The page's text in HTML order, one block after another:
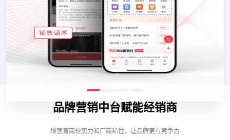
品牌营销中台赋能经销商
增强育商软实力和厂商粘性，让品牌更有竞争力